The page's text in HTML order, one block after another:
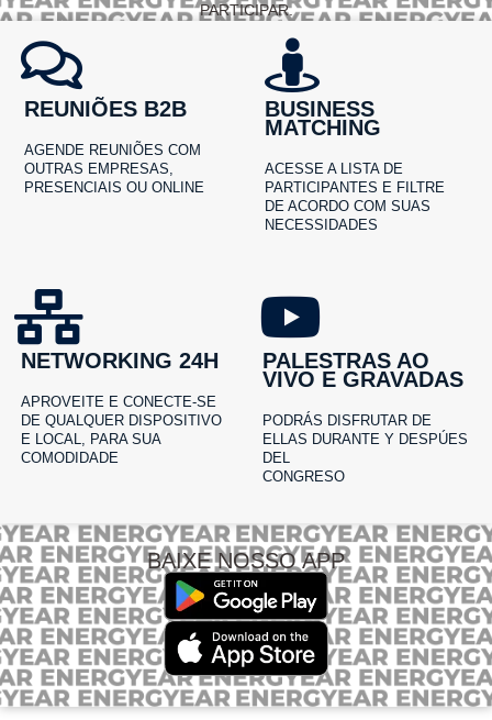
PARTICIPAR.
REUNIÕES B2B
AGENDE REUNIÕES COM
OUTRAS EMPRESAS,
PRESENCIAIS OU ONLINE
BUSINESS
MATCHING
ACESSE A LISTA DE
PARTICIPANTES E FILTRE
DE ACORDO COM SUAS
NECESSIDADES
NETWORKING 24H
APROVEITE E CONECTE-SE
DE QUALQUER DISPOSITIVO
E LOCAL, PARA SUA
COMODIDADE
PALESTRAS AO
VIVO E GRAVADAS
PODRÁS DISFRUTAR DE
ELLAS DURANTE Y DESPÚES
DEL
CONGRESO
BAIXE NOSSO APP